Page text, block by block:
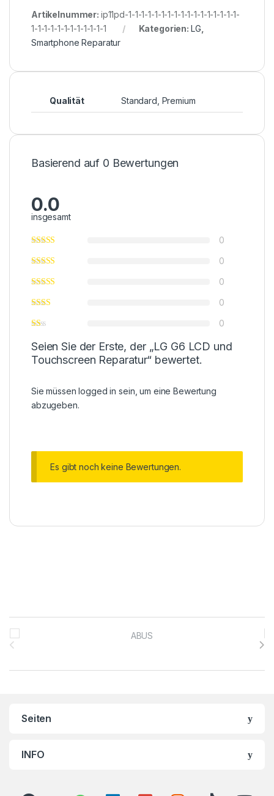
Artikelnummer: ip11pd-1-1-1-1-1-1-1-1-1-1-1-1-1-1-1-1-1-
1-1-1-1-1-1-1-1-1-1-1-1
Kategorien: LG,
Smartphone Reparatur
Qualität Standard, Premium
Basierend auf 0 Bewertungen
0.0
insgesamt
0
0
0
0
0
Seien Sie der Erste, der „LG G6 LCD und
Touchscreen Reparatur“ bewertet.
Sie müssenlogged in sein, um eine Bewertung
abzugeben.
Es gibt noch keine Bewertungen.
Brands Carousel
Seiten
INFO